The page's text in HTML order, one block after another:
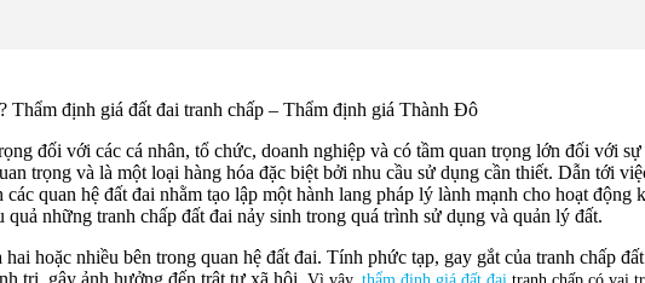
Thẩm định giá đất đai tranh chấp – Thẩm định giá Thành Đô
đối với các cá nhân, tổ chức, doanh nghiệp và có tầm quan trọng lớn đối với
trọng và là một loại hàng hóa đặc biệt bởi nhu cầu sử dụng cần thiết. Dẫn tới
quan hệ đất đai nhằm tạo lập một hành lang pháp lý lành mạnh cho hoạt động
những tranh chấp đất đai nảy sinh trong quá trình sử dụng và quản lý đất.
hoặc nhiều bên trong quan hệ đất đai. Tính phức tạp, gay gắt của tranh chấp